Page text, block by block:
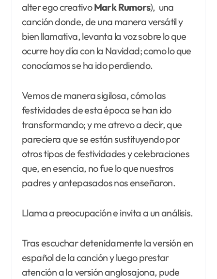
alter ego creativoMark Rumors), una
canción donde, de una manera versátil y
bien llamativa, levanta la voz sobre lo que
ocurre hoy día con la Navidad; como lo que
conocíamos se ha ido perdiendo.
Vemos de manera sigilosa, cómo las
festividades de esta época se han ido
transformando; y me atrevo a decir, que
pareciera que se están sustituyendo por
otros tipos de festividades y celebraciones
que, en esencia, no fue lo que nuestros
padres y antepasados nos enseñaron.
Llama a preocupación e invita a un análisis.
Tras escuchar detenidamente la versión en
español de la canción y luego prestar
atención a la versión anglosajona, pude